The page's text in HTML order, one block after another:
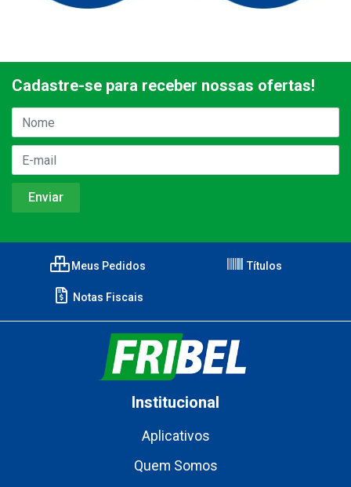
Cadastre-se para receber nossas ofertas!
Meus Pedidos Títulos
Notas Fiscais
Institucional
Aplicativos
Quem Somos